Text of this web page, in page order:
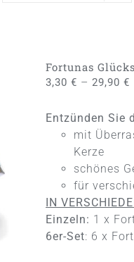
Fortunas
3,30€ –29,90€
Entzünden Sie
mit
Kerze
schönes
für
IN
Einzeln: 1 x
6er-Set: 6 x